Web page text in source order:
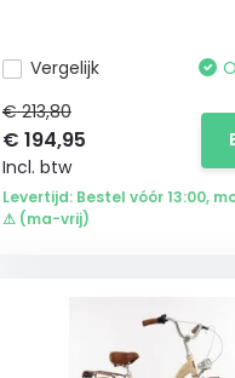
Vergelijk
€ 213,80
€ 194,95
Incl. btw
Levertijd: Bestel vóór 13:00,
⚠ (ma-vrij)